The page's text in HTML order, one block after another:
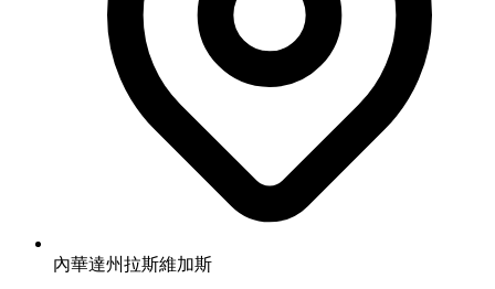
內華達州拉斯維加斯